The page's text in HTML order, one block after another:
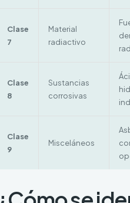
Clase
7
Material
radiactivo
Clase
8
Sustancias
corrosivas
Clase
9
Misceláneos